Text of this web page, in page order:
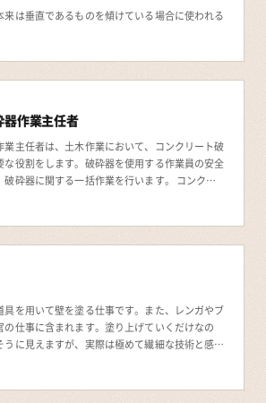
は垂直であるものを傾けている場合に使われる
器作業主任者
業主任者は、土木作業において、コンクリート破
な役割をします。破砕器を使用する作業員の安全
器に関する一括作業を行います。 コンク
具を用いて壁を塗る仕事です。また、レンガやブ
の仕事に含まれます。塗り上げていくだけなの
うに見えますが、実際は極めて繊細な技術と感性